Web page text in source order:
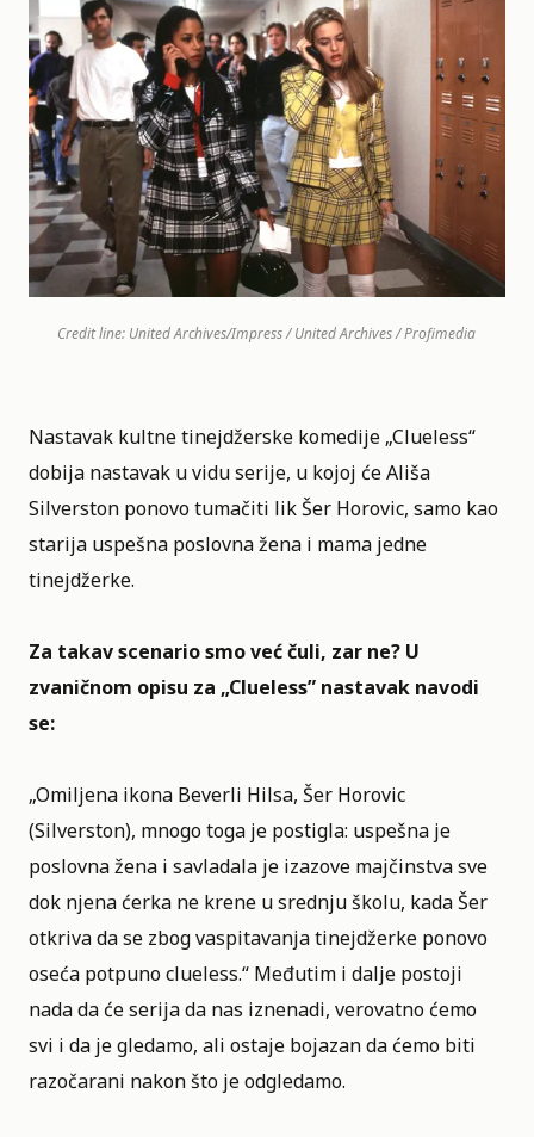
Credit line: United Archives/Impress / United Archives / Profimedia
Nastavak kultne tinejdžerske komedije „Clueless“
dobija nastavak u vidu serije, u kojoj će Ališa
Silverston ponovo tumačiti lik Šer Horovic, samo kao
starija uspešna poslovna žena i mama jedne
tinejdžerke.
Za takav scenario smo već čuli, zar ne? U
zvaničnom opisu za „Clueless” nastavak navodi
se:
„Omiljena ikona Beverli Hilsa, Šer Horovic
(Silverston), mnogo toga je postigla: uspešna je
poslovna žena i savladala je izazove majčinstva sve
dok njena ćerka ne krene u srednju školu, kada Šer
otkriva da se zbog vaspitavanja tinejdžerke ponovo
oseća potpuno clueless.“ Međutim i dalje postoji
nada da će serija da nas iznenadi, verovatno ćemo
svi i da je gledamo, ali ostaje bojazan da ćemo biti
razočarani nakon što je odgledamo.